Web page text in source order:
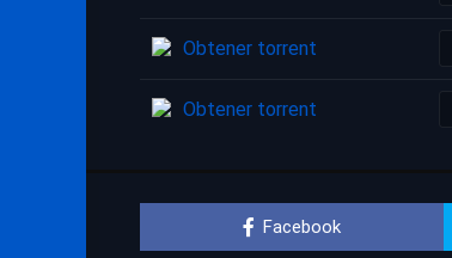
Obtener torrent
Obtener torrent
Facebook